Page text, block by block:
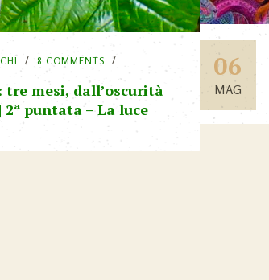
8 COMMENTS
tre mesi, dall’oscurità
2ª puntata – La luce
06
MAG